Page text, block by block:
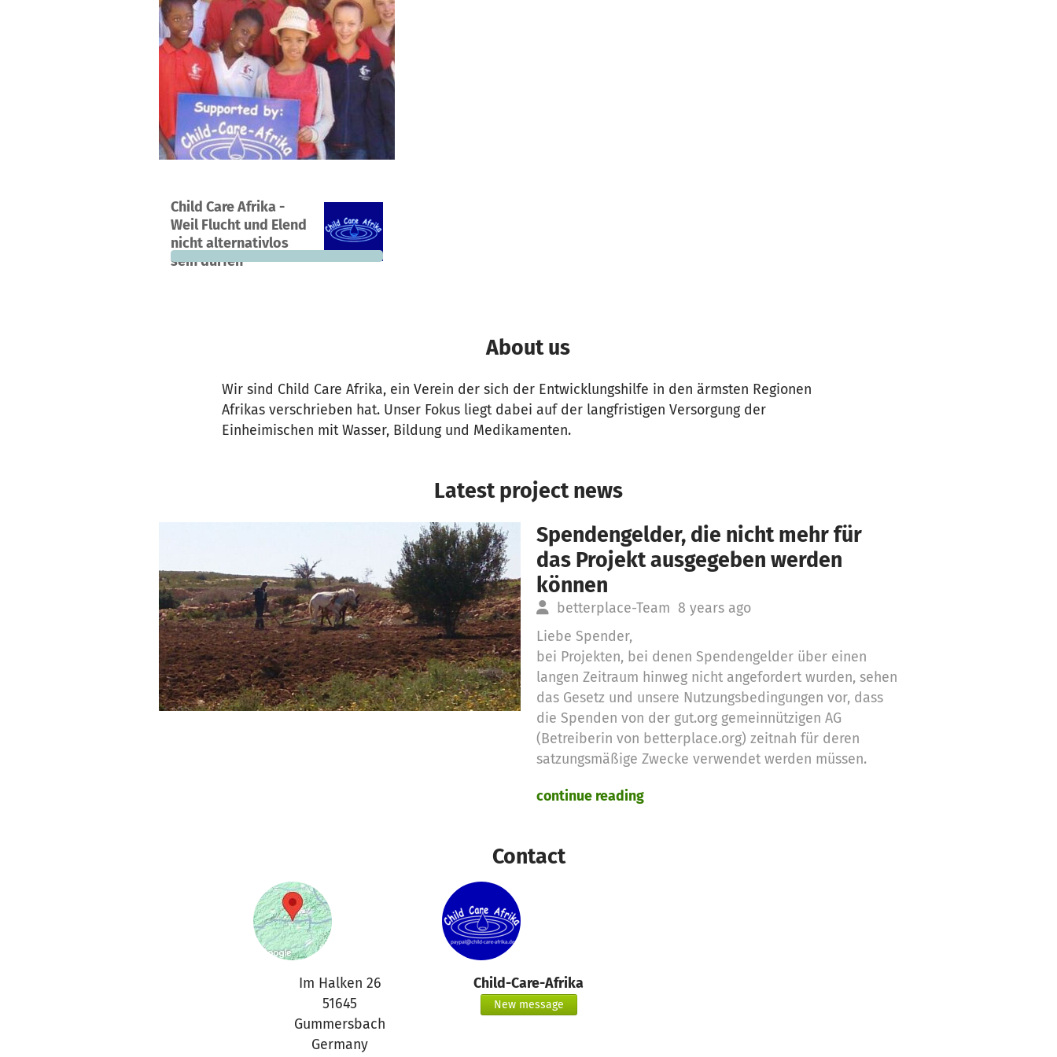
Child Care Afrika -
Weil Flucht und Elend
nicht alternativlos
sein dürfen
A project in Agadir, Morocco
0
donations
0%
funded
€40,990
still needed
About us
Wir sind Child Care Afrika, ein Verein der sich der Entwicklungshilfe in den ärmsten Regionen
Afrikas verschrieben hat. Unser Fokus liegt dabei auf der langfristigen Versorgung der
Einheimischen mit Wasser, Bildung und Medikamenten.
Latest project news
Spendengelder, die nicht mehr für
das Projekt ausgegeben werden
können
betterplace-Team 8 years ago
Liebe Spender,
bei Projekten, bei denen Spendengelder über einen
langen Zeitraum hinweg nicht angefordert wurden, sehen
das Gesetz und unsere Nutzungsbedingungen vor, dass
die Spenden von der gut.org gemeinnützigen AG
(Betreiberin von betterplace.org) zeitnah für deren
satzungsmäßige Zwecke verwendet werden müssen.
Deshalb setzen wir die noch nicht verwendeten
Vielen Dank für Eure Unterstützung,
continue reading
Contact
Im Halken 26
51645
Gummersbach
Germany
Child-Care-Afrika
New message